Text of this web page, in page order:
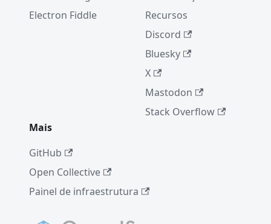
Electron Fiddle
Recursos
Discord
Bluesky
X
Mastodon
Stack Overflow
Mais
GitHub
Open Collective
Painel de infraestrutura